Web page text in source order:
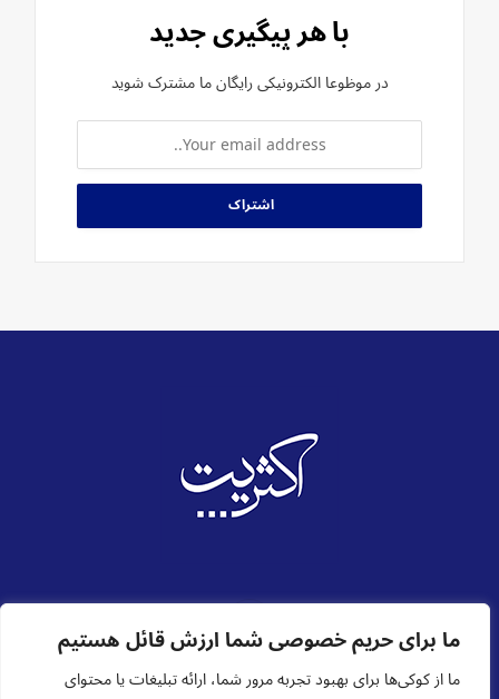
ما برای حریم خصوصی شما ارزش قائل هستیم
ما از کوکی‌ها برای بهبود تجربه مرور شما، ارائه تبلیغات یا محتوای
با هر پیگیری جدید
در موظوعا الکترونیکی رایگان ما مشترک شوید
(Twitter)
صفحه اصلی ما کی استیم؟ اعلامیه ها تبصرها